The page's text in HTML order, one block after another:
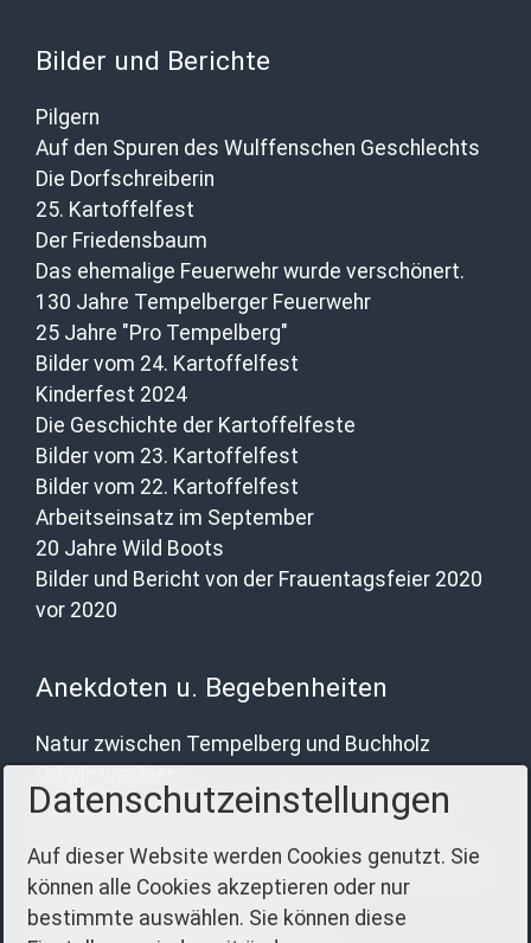
Bilder und Berichte
Pilgern
Auf den Spuren des Wulffenschen Geschlechts
Die Dorfschreiberin
25. Kartoffelfest
Der Friedensbaum
Das ehemalige Feuerwehr wurde verschönert.
130 Jahre Tempelberger Feuerwehr
25 Jahre "Pro Tempelberg"
Bilder vom 24. Kartoffelfest
Kinderfest 2024
Die Geschichte der Kartoffelfeste
Bilder vom 23. Kartoffelfest
Bilder vom 22. Kartoffelfest
Arbeitseinsatz im September
20 Jahre Wild Boots
Bilder und Bericht von der Frauentagsfeier 2020
vor 2020
Anekdoten u. Begebenheiten
Natur zwischen Tempelberg und Buchholz
Katharina schreibt über das 19. Kartoffelfest
Rotgestreifte Gelbe Schafsnasen in Tempelberg
Eindrücke vom Kartoffelfest 2012
Heiligabend in der Kirche
Datenschutzeinstellungen
Auf dieser Website werden Cookies genutzt. Sie
können alle Cookies akzeptieren oder nur
bestimmte auswählen. Sie können diese